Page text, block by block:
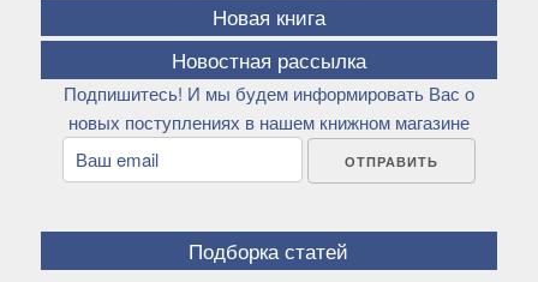
Новая книга
Новостная рассылка
Подпишитесь! И мы будем информировать Вас о
новых поступлениях в нашем книжном магазине
Подборка статей